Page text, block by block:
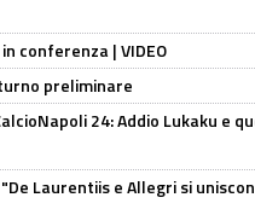
conferenza | VIDEO
preliminare
24: Addio Lukaku e
Laurentiis e Allegri si